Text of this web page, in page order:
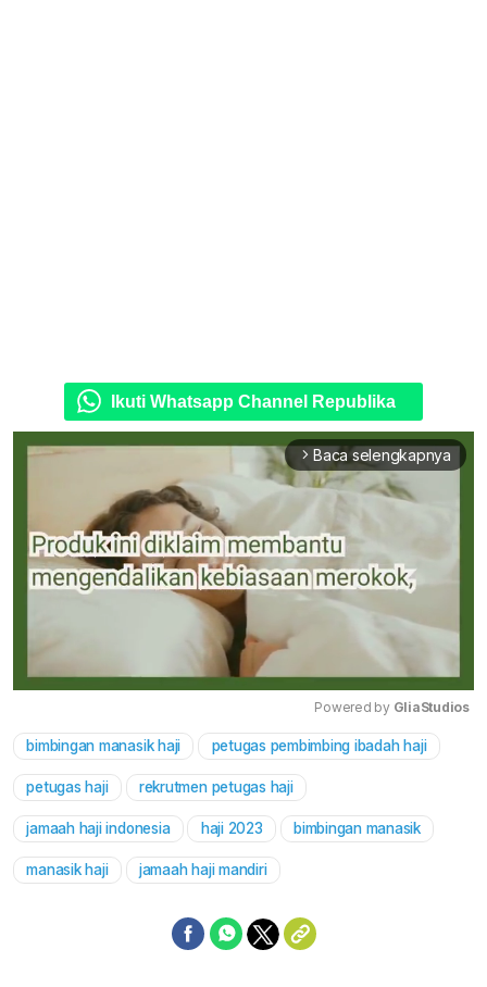
Ikuti Whatsapp Channel Republika
arrow_forward_ios Baca selengkapnya
Mute
Powered by GliaStudios
bimbingan manasik haji petugas pembimbing ibadah haji
petugas haji rekrutmen petugas haji
jamaah haji indonesia haji 2023 bimbingan manasik
manasik haji jamaah haji mandiri